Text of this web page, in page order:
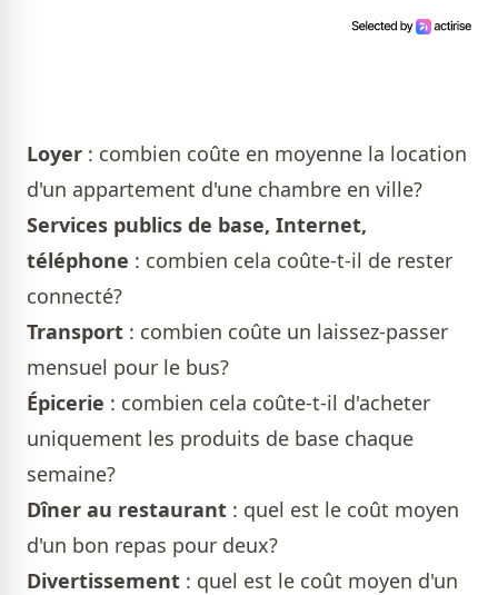
Loyer : combien coûte en moyenne la location
d'un appartement d'une chambre en ville?
Services publics de base, Internet,
téléphone : combien cela coûte-t-il de rester
connecté?
Transport : combien coûte un laissez-passer
mensuel pour le bus?
Épicerie : combien cela coûte-t-il d'acheter
uniquement les produits de base chaque
semaine?
Dîner au restaurant : quel est le coût moyen
d'un bon repas pour deux?
Divertissement : quel est le coût moyen d'un